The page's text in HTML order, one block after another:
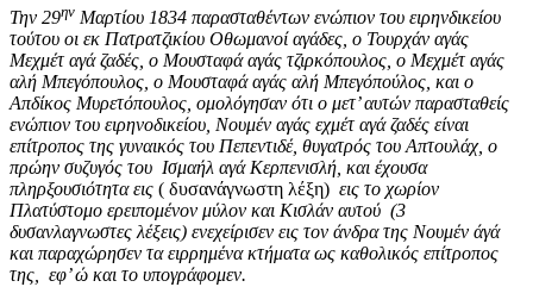
Την 29ην Μαρτίου 1834 παρασταθέντων ενώπιον του ειρηνδικείου
τούτου οι εκ Πατρατζικίου Οθωμανοί αγάδες, ο Τουρχάν αγάς
Μεχμέτ αγά ζαδές, ο Μουσταφά αγάς τζιρκόπουλος, ο Μεχμέτ αγάς
αλή Μπεγόπουλος, ο Μουσταφά αγάς αλή Μπεγόπούλος, και ο
Απδίκος Μυρετόπουλος, ομολόγησαν ότι ο μετ’ αυτών παρασταθείς
ενώπιον του ειρηνοδικείου, Νουμέν αγάς εχμέτ αγά ζαδές είναι
επίτροπος της γυναικός του Πεπεντιδέ, θυγατρός του Απτουλάχ, ο
πρώην συζυγός του Ισμαήλ αγά Κερπενισλή, και έχουσα
πληρξουσιότητα εις ( δυσανάγνωστη λέξη) εις το χωρίον
Πλατύστομο ερειπομένον μύλον και Κισλάν αυτού (3
δυσανλαγνωστες λέξεις) ενεχείρισεν εις τον άνδρα της Νουμέν άγά
και παραχώρησεν τα ειρρημένα κτήματα ως καθολικός επίτροπος
της, εφ’ ώ και το υπογράφομεν.